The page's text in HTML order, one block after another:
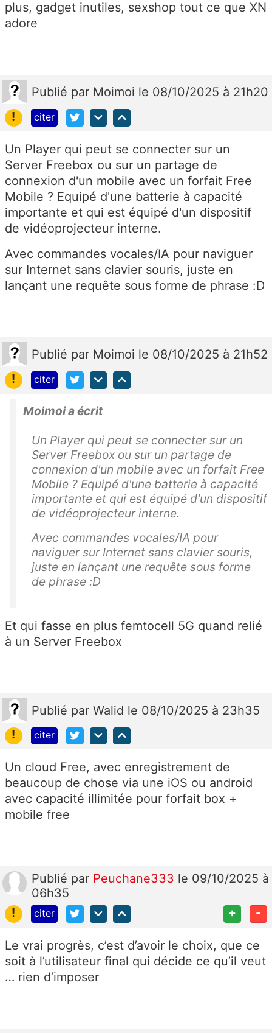
plus, gadget inutiles, sexshop tout ce que XN
adore
Publié par Moimoi le 08/10/2025 à 21h20
!
citer
Un Player qui peut se connecter sur un
Server Freebox ou sur un partage de
connexion d'un mobile avec un forfait Free
Mobile ? Equipé d'une batterie à capacité
importante et qui est équipé d'un dispositif
de vidéoprojecteur interne.
Avec commandes vocales/IA pour naviguer
sur Internet sans clavier souris, juste en
lançant une requête sous forme de phrase :D
Publié par Moimoi le 08/10/2025 à 21h52
!
citer
Moimoi a écrit
Un Player qui peut se connecter sur un
Server Freebox ou sur un partage de
connexion d'un mobile avec un forfait Free
Mobile ? Equipé d'une batterie à capacité
importante et qui est équipé d'un dispositif
de vidéoprojecteur interne.
Avec commandes vocales/IA pour
naviguer sur Internet sans clavier souris,
juste en lançant une requête sous forme
de phrase :D
Et qui fasse en plus femtocell 5G quand relié
à un Server Freebox
Publié par Walid le 08/10/2025 à 23h35
!
citer
Un cloud Free, avec enregistrement de
beaucoup de chose via une iOS ou android
avec capacité illimitée pour forfait box +
mobile free
Publié par Peuchane333 le 09/10/2025 à
06h35
!
citer + -
Le vrai progrès, c’est d’avoir le choix, que ce
soit à l’utilisateur final qui décide ce qu’il veut
… rien d’imposer